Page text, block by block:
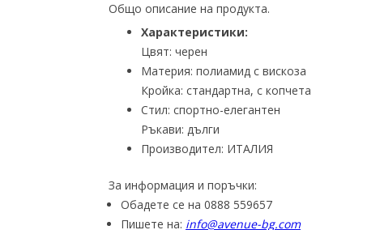
Общо описание на продукта.
Характеристики:
Цвят: черен
Материя: полиамид с вискоза
Кройка: стандартна, с копчета
Стил: спортно-елегантен
Ръкави: дълги
Производител: ИТАЛИЯ
За информация и поръчки:
Обадете се на 0888 559657
Пишете на: info@avenue-bg.com